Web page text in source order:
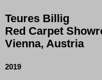
Teures Billig
Red Carpet
Vienna, Austria
2019